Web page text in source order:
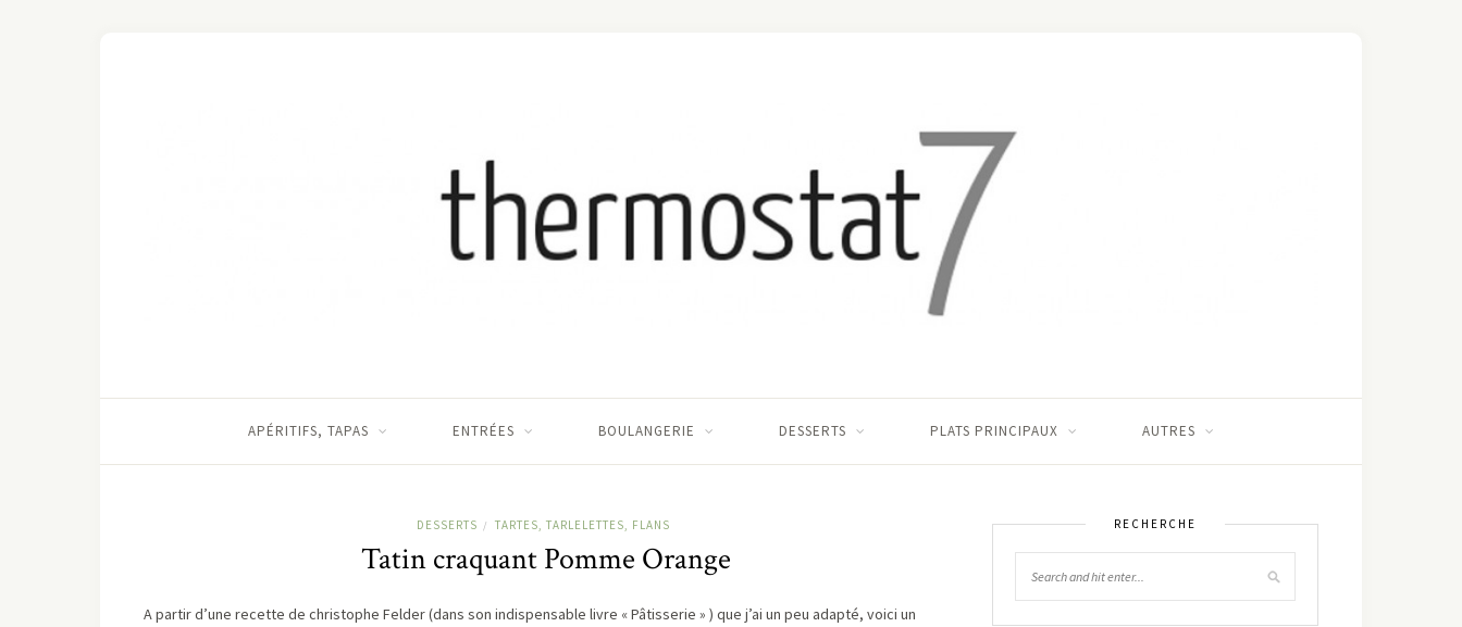
APÉRITIFS, TAPAS ENTRÉES BOULANGERIE DESSERTS PLATS PRINCIPAUX AUTRES
DESSERTS / TARTES, TARLELETTES, FLANS
Tatin craquant Pomme Orange
A partir d’une recette de christophe Felder (dans son indispensable livre « Pâtisserie » ) que j’ai un peu adapté, voici un
RECHERCHE